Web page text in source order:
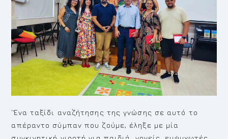
‘Ένα ταξίδι αναζήτησης της γνώσης σε αυτό το
απέραντο σύμπαν που ζούμε, έληξε με μία